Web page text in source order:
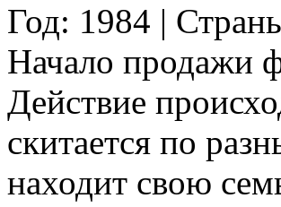
Год: 1984 |
Начало продажи
Действие
скитается по
находит свою